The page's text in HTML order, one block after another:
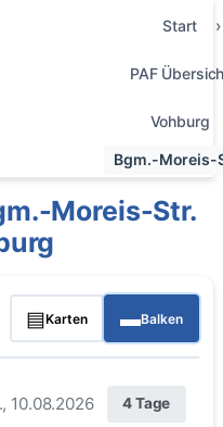
Start
PAF
Vohburg
Bgm.-Moreis-
Moreis-Str.
▤Karten ▬Balken
10.08.2026 4 Tage